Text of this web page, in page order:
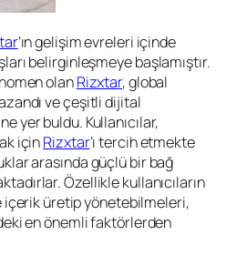
’ın gelişim evreleri içinde
belirginleşmeye başlamıştır.
olanRizxtar, global
ve çeşitli dijital
yer buldu. Kullanıcılar,
içinRizxtar’ı tercih etmekte
arasında güçlü bir bağ
Özellikle kullanıcıların
üretip yönetebilmeleri,
en önemli faktörlerden